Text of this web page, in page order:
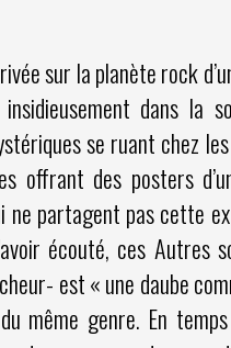
sur la planète rock
dans la
se ruant chez
offrant des posters
ne partagent pas cette
écouté, ces Autres
est « une daube
même genre. En